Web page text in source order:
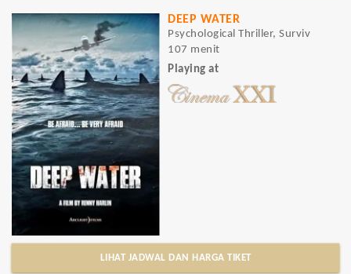
DEEP WATER
Psychological Thriller, Surviv
107 menit
Playing at
LIHAT JADWAL DAN HARGA TIKET